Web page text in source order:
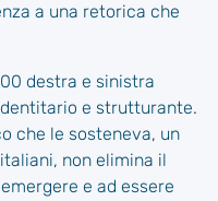
a una retorica che
destra e sinistra
e strutturante.
che le sosteneva, un
non elimina il
e ad essere